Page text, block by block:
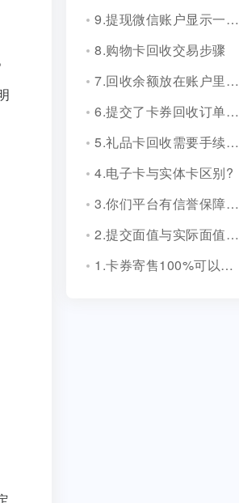
9.提现微信账户显示一串字符是什么？
8.购物卡回收交易步骤
7.回收余额放在账户里安全吗？
6.提交了卡券回收订单，多久到账？
5.礼品卡回收需要手续费吗?
4.电子卡与实体卡区别?
3.你们平台有信誉保障吗？
2.提交面值与实际面值不一致，怎么办？
1.卡券寄售100%可以成功吗？